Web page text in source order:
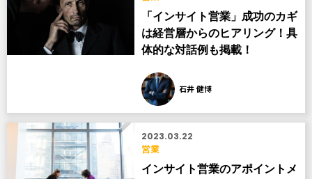
「インサイト営業」成功のカギ
は経営層からのヒアリング！具
体的な対話例も掲載！
石井 健博
2023.03.22
営業
インサイト営業のアポイントメ